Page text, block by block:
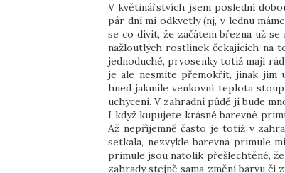
V květinářstvích jsem poslední
pár dní mi odkvetly (nj, v lednu
se co divit, že začátem března už
nažloutlých rostlinek čekajících na
jednoduché, prvosenky totiž mají
je ale nesmíte přemokřit, jinak jim
hned jakmile venkovní teplota
uchycení. V zahradní půdě jí bude
I když kupujete krásné barevné
Až nepříjemně často je totiž v
setkala, nezvykle barevná primule
primule jsou natolik přešlechtěné,
zahrady stejně sama změní barvu či